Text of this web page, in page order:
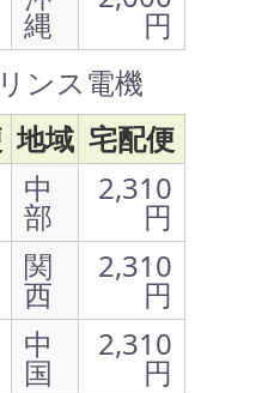
縄
円
ンス電機
地域 宅配便
中
部
2,310
円
関
西
2,310
円
中
国
2,310
円